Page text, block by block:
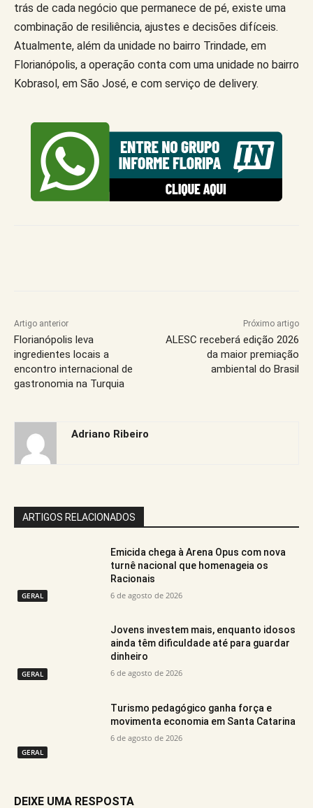
trás de cada negócio que permanece de pé, existe uma
combinação de resiliência, ajustes e decisões difíceis.
Atualmente, além da unidade no bairro Trindade, em
Florianópolis, a operação conta com uma unidade no bairro
Kobrasol, em São José, e com serviço de delivery.
Artigo anterior
Florianópolis leva
ingredientes locais a
encontro internacional de
gastronomia na Turquia
Próximo artigo
ALESC receberá edição 2026
da maior premiação
ambiental do Brasil
Adriano Ribeiro
ARTIGOS RELACIONADOS
GERAL
Emicida chega à Arena Opus com nova
turnê nacional que homenageia os
Racionais
6 de agosto de 2026
GERAL
Jovens investem mais, enquanto idosos
ainda têm dificuldade até para guardar
dinheiro
6 de agosto de 2026
GERAL
Turismo pedagógico ganha força e
movimenta economia em Santa Catarina
6 de agosto de 2026
DEIXE UMA RESPOSTA